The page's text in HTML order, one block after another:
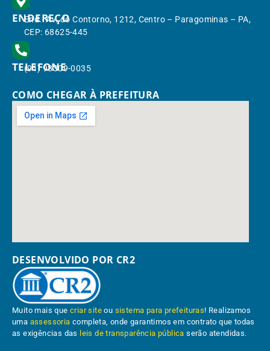
ENDEREÇO
End.: Av. do Contorno, 1212, Centro – Paragominas – PA,
CEP: 68625-445
TELEFONE
(91) 98309-0035
COMO CHEGAR À PREFEITURA
DESENVOLVIDO POR CR2
Muito mais quecriar site ou sistema para prefeituras! Realizamos
uma assessoria completa, onde garantimos em contrato que todas
as exigências das leis de transparência pública serão atendidas.